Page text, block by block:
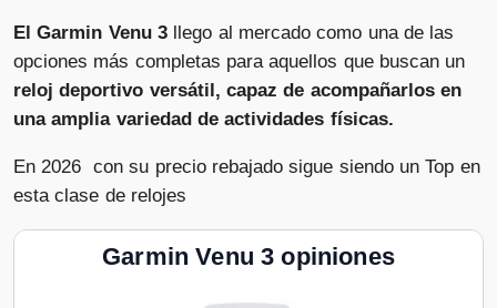
El Garmin Venu 3 llego al mercado como una de las
opciones más completas para aquellos que buscan un
reloj deportivo versátil, capaz de acompañarlos en
una amplia variedad de actividades físicas.
En 2026 con su precio rebajado sigue siendo un Top en
esta clase de relojes
Garmin Venu 3 opiniones